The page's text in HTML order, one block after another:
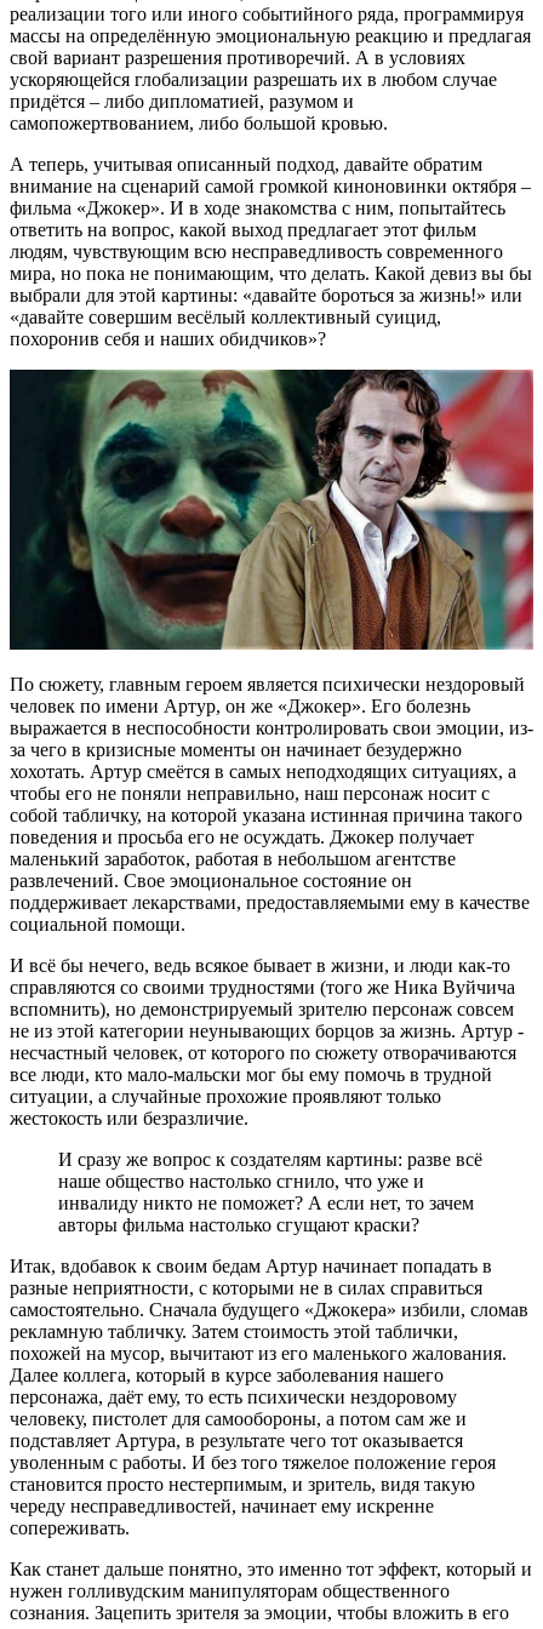
реализации того или иного событийного ряда, программируя
массы на определённую эмоциональную реакцию и предлагая
свой вариант разрешения противоречий. А в условиях
ускоряющейся глобализации разрешать их в любом случае
придётся – либо дипломатией, разумом и
самопожертвованием, либо большой кровью.
А теперь, учитывая описанный подход, давайте обратим
внимание на сценарий самой громкой киноновинки октября –
фильма «Джокер». И в ходе знакомства с ним, попытайтесь
ответить на вопрос, какой выход предлагает этот фильм
людям, чувствующим всю несправедливость современного
мира, но пока не понимающим, что делать. Какой девиз вы бы
выбрали для этой картины: «давайте бороться за жизнь!» или
«давайте совершим весёлый коллективный суицид,
похоронив себя и наших обидчиков»?
По сюжету, главным героем является психически нездоровый
человек по имени Артур, он же «Джокер». Его болезнь
выражается в неспособности контролировать свои эмоции, из-
за чего в кризисные моменты он начинает безудержно
хохотать. Артур смеётся в самых неподходящих ситуациях, а
чтобы его не поняли неправильно, наш персонаж носит с
собой табличку, на которой указана истинная причина такого
поведения и просьба его не осуждать. Джокер получает
маленький заработок, работая в небольшом агентстве
развлечений. Свое эмоциональное состояние он
поддерживает лекарствами, предоставляемыми ему в качестве
социальной помощи.
И всё бы нечего, ведь всякое бывает в жизни, и люди как-то
справляются со своими трудностями (того же Ника Вуйчича
вспомнить), но демонстрируемый зрителю персонаж совсем
не из этой категории неунывающих борцов за жизнь. Артур -
несчастный человек, от которого по сюжету отворачиваются
все люди, кто мало-мальски мог бы ему помочь в трудной
ситуации, а случайные прохожие проявляют только
жестокость или безразличие.
И сразу же вопрос к создателям картины: разве всё
наше общество настолько сгнило, что уже и
инвалиду никто не поможет? А если нет, то зачем
авторы фильма настолько сгущают краски?
Итак, вдобавок к своим бедам Артур начинает попадать в
разные неприятности, с которыми не в силах справиться
самостоятельно. Сначала будущего «Джокера» избили, сломав
рекламную табличку. Затем стоимость этой таблички,
похожей на мусор, вычитают из его маленького жалования.
Далее коллега, который в курсе заболевания нашего
персонажа, даёт ему, то есть психически нездоровому
человеку, пистолет для самообороны, а потом сам же и
подставляет Артура, в результате чего тот оказывается
уволенным с работы. И без того тяжелое положение героя
становится просто нестерпимым, и зритель, видя такую
череду несправедливостей, начинает ему искренне
сопереживать.
Как станет дальше понятно, это именно тот эффект, который и
нужен голливудским манипуляторам общественного
сознания. Зацепить зрителя за эмоции, чтобы вложить в его